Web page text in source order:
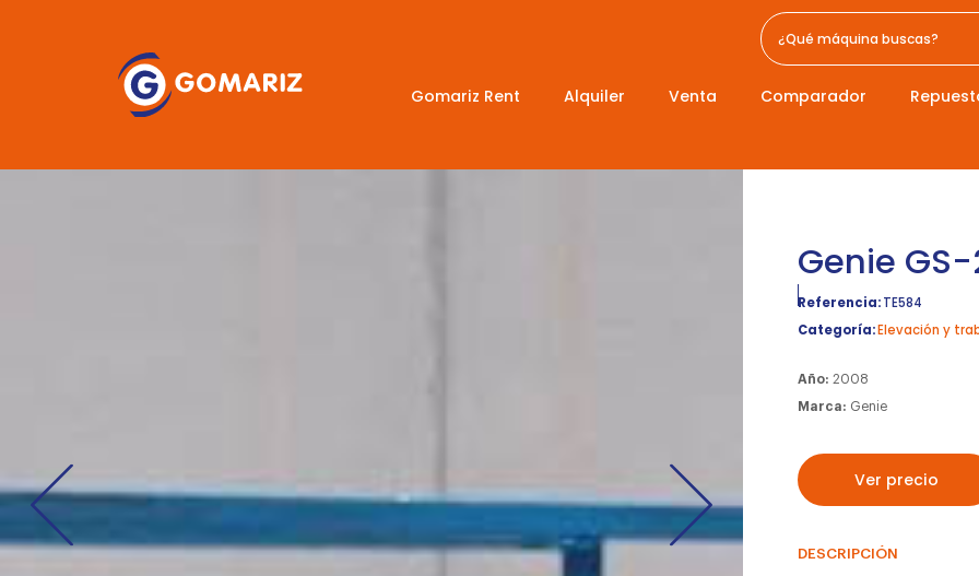
Gomariz Rent Alquiler Venta Comparador
Genie
Referencia:TE584
Categoría:Elevación y
Año:2008
Marca: Genie
Ver precio
DESCRIPCIÓN